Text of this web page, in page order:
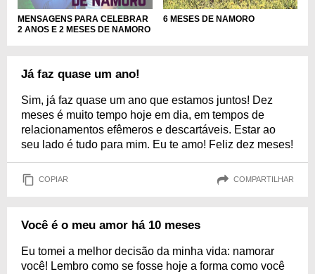
MENSAGENS PARA CELEBRAR
2 ANOS E 2 MESES DE NAMORO
6 MESES DE NAMORO
Já faz quase um ano!
Sim, já faz quase um ano que estamos juntos! Dez
meses é muito tempo hoje em dia, em tempos de
relacionamentos efêmeros e descartáveis. Estar ao
seu lado é tudo para mim. Eu te amo! Feliz dez meses!
COPIAR COMPARTILHAR
Você é o meu amor há 10 meses
Eu tomei a melhor decisão da minha vida: namorar
você! Lembro como se fosse hoje a forma como você